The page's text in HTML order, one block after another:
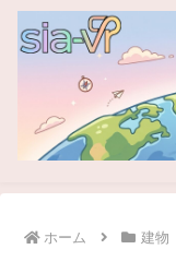
ホーム 建物